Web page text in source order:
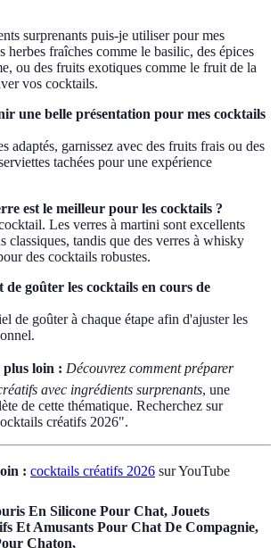
surprenants puis-je utiliser pour mes
fraîches comme le basilic, des épices
ou des fruits exotiques comme le fruit de la
vos cocktails.
une belle présentation pour mes cocktails
adaptés, garnissez avec des fruits frais ou des
tachées pour une expérience
est le meilleur pour les cocktails ?
Les verres à martini sont excellents
classiques, tandis que des verres à whisky
des cocktails robustes.
goûter les cocktails en cours de
de goûter à chaque étape afin d'ajuster les
loin : Découvrez comment préparer
avec ingrédients surprenants, une
de cette thématique. Recherchez sur
créatifs 2026".
: cocktails créatifs 2026 sur YouTube
En Silicone Pour Chat, Jouets
Et Amusants Pour Chat De Compagnie,
Chaton,